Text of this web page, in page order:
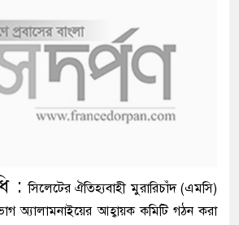
:সিলেটের ঐতিহ্যবাহীমুরারিচাঁদ (এমসি)
অ্যালামনাইয়ের আহ্বায়ক কমিটি গঠন করা